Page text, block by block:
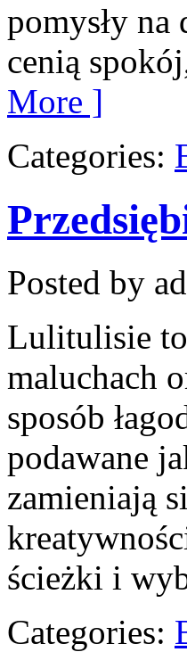
pomysły na
cenią
More ]
Categories:
Posted by
Lulitulisie
maluchach
sposób
podawane
zamieniają
ścieżki i
Categories: